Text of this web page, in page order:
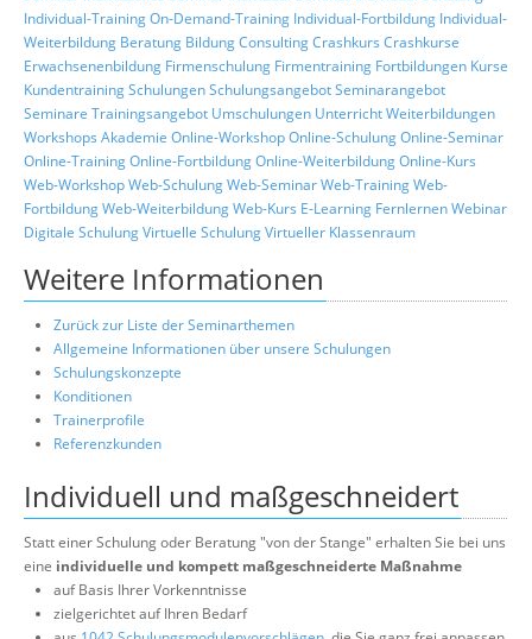
Individual-TrainingOn-Demand-Training Individual-Fortbildung Individual-
Weiterbildung Beratung BildungConsultingCrashkurs Crashkurse
Erwachsenenbildung Firmenschulung Firmentraining Fortbildungen Kurse
KundentrainingSchulungenSchulungsangebotSeminarangebot
Seminare Trainingsangebot Umschulungen UnterrichtWeiterbildungen
Workshops Akademie Online-WorkshopOnline-SchulungOnline-Seminar
Online-TrainingOnline-FortbildungOnline-WeiterbildungOnline-Kurs
Web-WorkshopWeb-SchulungWeb-SeminarWeb-TrainingWeb-
FortbildungWeb-WeiterbildungWeb-Kurs E-Learning FernlernenWebinar
Digitale SchulungVirtuelle SchulungVirtueller Klassenraum
Weitere Informationen
Zurück zur Liste der Seminarthemen
Allgemeine Informationen über unsere Schulungen
Schulungskonzepte
Konditionen
Trainerprofile
Referenzkunden
Individuell und maßgeschneidert
Statt einer Schulung oder Beratung "von der Stange" erhalten Sie bei uns
eine individuelle und kompett maßgeschneiderte Maßnahme
auf Basis Ihrer Vorkenntnisse
zielgerichtet auf Ihren Bedarf